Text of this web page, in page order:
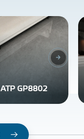
ATP GP8802